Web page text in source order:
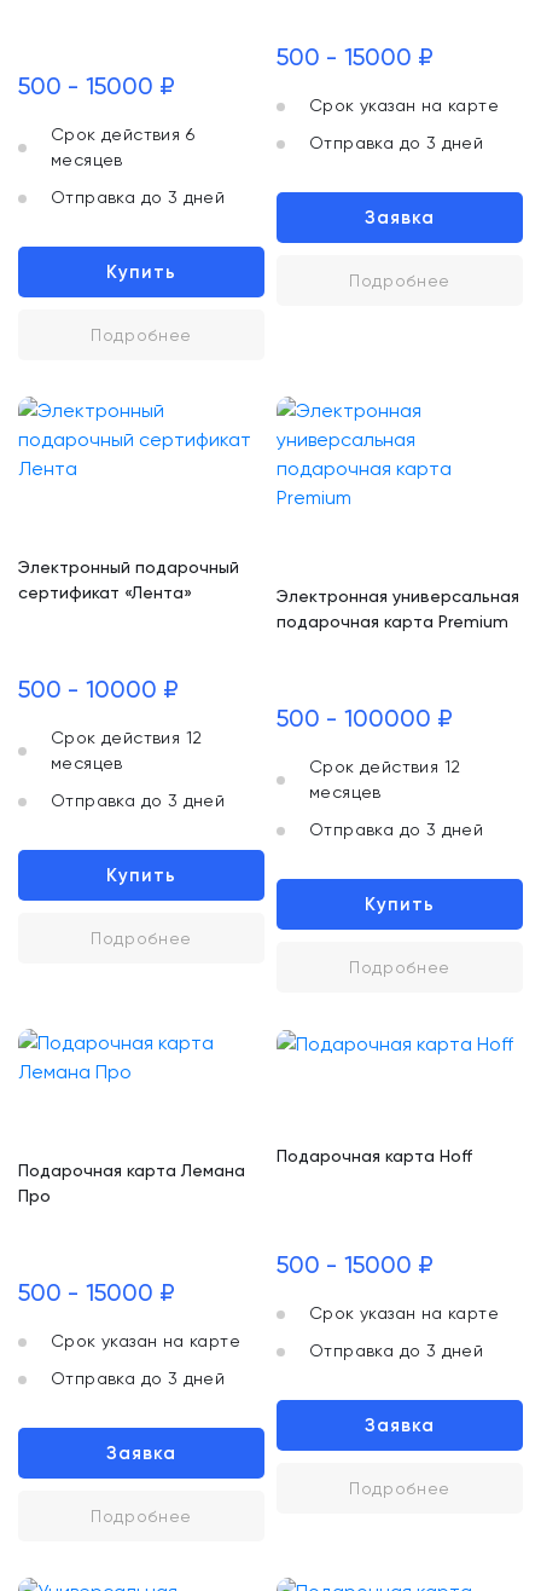
500 - 15000 ₽
Срок действия 6
месяцев
Отправка до 3 дней
Купить
Подробнее
500 - 15000 ₽
Срок указан на карте
Отправка до 3 дней
Заявка
Подробнее
Электронный подарочный
сертификат «Лента»
500 - 10000 ₽
Срок действия 12
месяцев
Отправка до 3 дней
Купить
Подробнее
Электронная универсальная
подарочная карта Premium
500 - 100000 ₽
Срок действия 12
месяцев
Отправка до 3 дней
Купить
Подробнее
Подарочная карта Лемана
Про
500 - 15000 ₽
Срок указан на карте
Отправка до 3 дней
Заявка
Подробнее
Подарочная карта Hoff
500 - 15000 ₽
Срок указан на карте
Отправка до 3 дней
Заявка
Подробнее